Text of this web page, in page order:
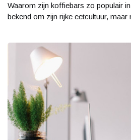
Waarom zijn koffiebars zo populair
bekend om zijn rijke eetcultuur, maar